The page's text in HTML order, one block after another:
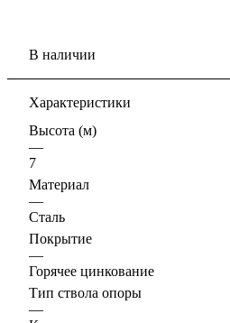
В наличии
Характеристики
Высота (м)
—
7
Материал
—
Сталь
Покрытие
—
Горячее цинкование
Тип ствола опоры
—